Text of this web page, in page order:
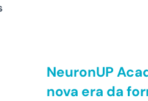
NeuronUP
nova era da